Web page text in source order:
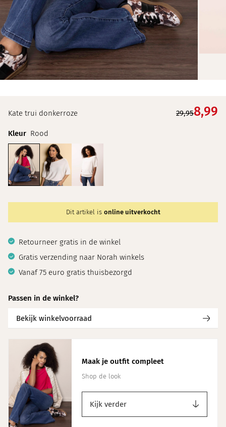
Kate trui donkerroze 29,958,99
Kleur Rood
Dit artikel is online uitverkocht
Retourneer gratis in de winkel
Gratis verzending naar Norah winkels
Vanaf 75 euro gratis thuisbezorgd
Passen in de winkel?
Bekijk winkelvoorraad
Maak je outfit compleet
Shop de look
Kijk verder